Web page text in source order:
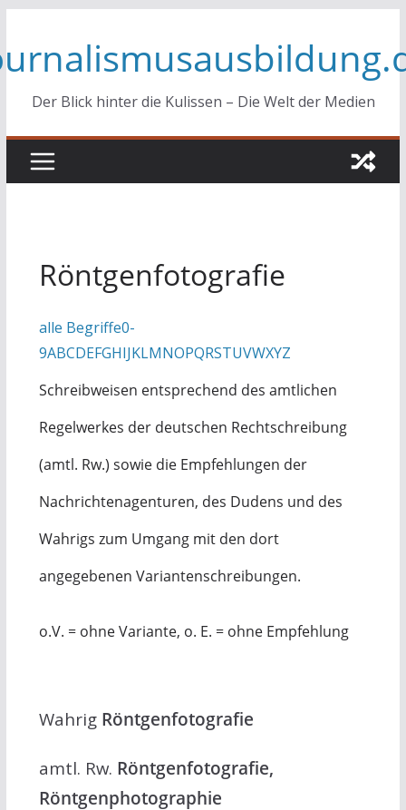
springen
Der Blick hinter die Kulissen – Die Welt der Medien
Röntgenfotografie
alle Begriffe0-
9ABCDEFGHIJKLMNOPQRSTUVWXYZ
Schreibweisen entsprechend des amtlichen
Regelwerkes der deutschen Rechtschreibung
(amtl. Rw.) sowie die Empfehlungen der
Nachrichtenagenturen, des Dudens und des
Wahrigs zum Umgang mit den dort
angegebenen Variantenschreibungen.
o.V. = ohne Variante, o. E. = ohne Empfehlung
Wahrig Röntgenfotografie
amtl. Rw. Röntgenfotografie,
Röntgenphotographie